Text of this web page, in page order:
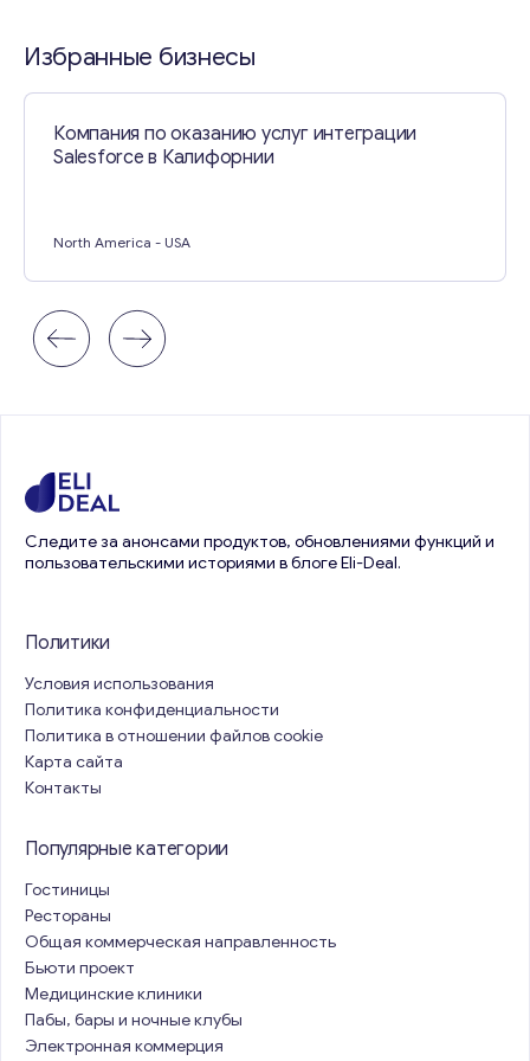
Избранные бизнесы
Компания по оказанию услуг интеграции
Salesforce в Калифорнии
North America - USA
Следите за анонсами продуктов, обновлениями функций и
пользовательскими историями в блоге Eli-Deal.
Политики
Условия использования
Политика конфиденциальности
Политика в отношении файлов cookie
Карта сайта
Контакты
Популярные категории
Гостиницы
Рестораны
Общая коммерческая направленность
Бьюти проект
Медицинские клиники
Пабы, бары и ночные клубы
Электронная коммерция